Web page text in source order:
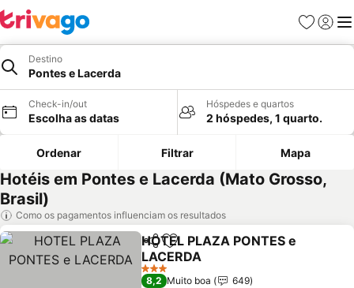
Favoritos
Iniciar
Destino
Pontes e Lacerda
Check-in/out
Escolha as datas
Hóspedes e quartos
2 hóspedes, 1 quarto.
Ordenar Filtrar Mapa
Hotéis em Pontes e Lacerda (Mato Grosso,
Brasil)
Como os pagamentos influenciam os resultados
PartilharAdicionar aos favoritos
HOTEL PLAZA PONTES e
LACERDA
3 Estrelas
8,2 Muito boa
649